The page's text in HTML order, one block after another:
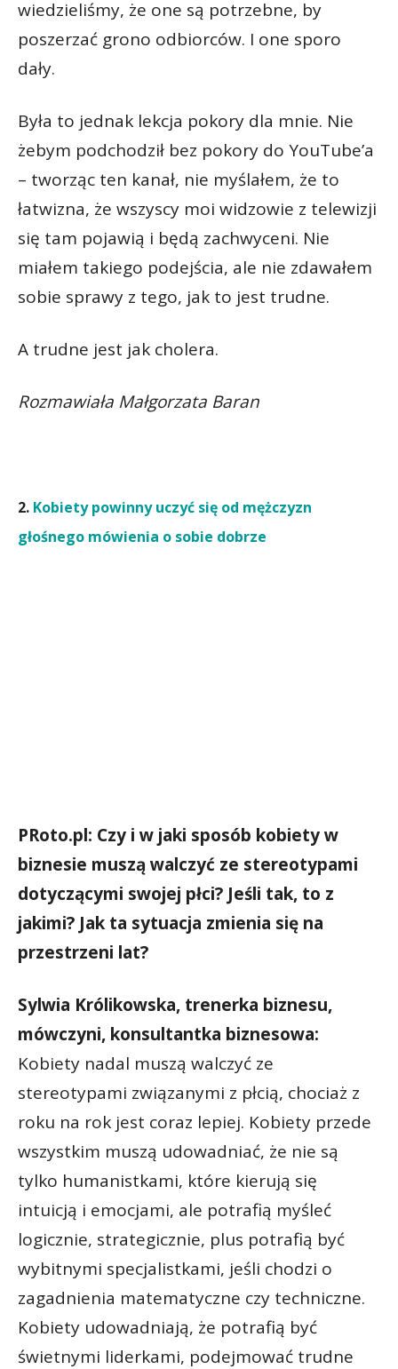
wiedzieliśmy, że one są potrzebne, by
poszerzać grono odbiorców. I one sporo
dały.
Była to jednak lekcja pokory dla mnie. Nie
żebym podchodził bez pokory do YouTube’a
– tworząc ten kanał, nie myślałem, że to
łatwizna, że wszyscy moi widzowie z telewizji
się tam pojawią i będą zachwyceni. Nie
miałem takiego podejścia, ale nie zdawałem
sobie sprawy z tego, jak to jest trudne.
A trudne jest jak cholera.
Rozmawiała Małgorzata Baran
2. Kobiety powinny uczyć się od mężczyzn
głośnego mówienia o sobie dobrze
PRoto.pl: Czy i w jaki sposób kobiety w
biznesie muszą walczyć ze stereotypami
dotyczącymi swojej płci? Jeśli tak, to z
jakimi? Jak ta sytuacja zmienia się na
przestrzeni lat?
Sylwia Królikowska, trenerka biznesu,
mówczyni, konsultantka biznesowa:
Kobiety nadal muszą walczyć ze
stereotypami związanymi z płcią, chociaż z
roku na rok jest coraz lepiej. Kobiety przede
wszystkim muszą udowadniać, że nie są
tylko humanistkami, które kierują się
intuicją i emocjami, ale potrafią myśleć
logicznie, strategicznie, plus potrafią być
wybitnymi specjalistkami, jeśli chodzi o
zagadnienia matematyczne czy techniczne.
Kobiety udowadniają, że potrafią być
świetnymi liderkami, podejmować trudne